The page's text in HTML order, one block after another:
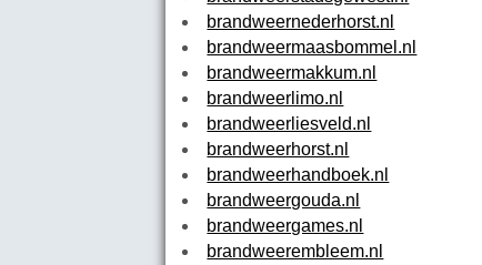
brandweernederhorst.nl
brandweermaasbommel.nl
brandweermakkum.nl
brandweerlimo.nl
brandweerliesveld.nl
brandweerhorst.nl
brandweerhandboek.nl
brandweergouda.nl
brandweergames.nl
brandweerembleem.nl